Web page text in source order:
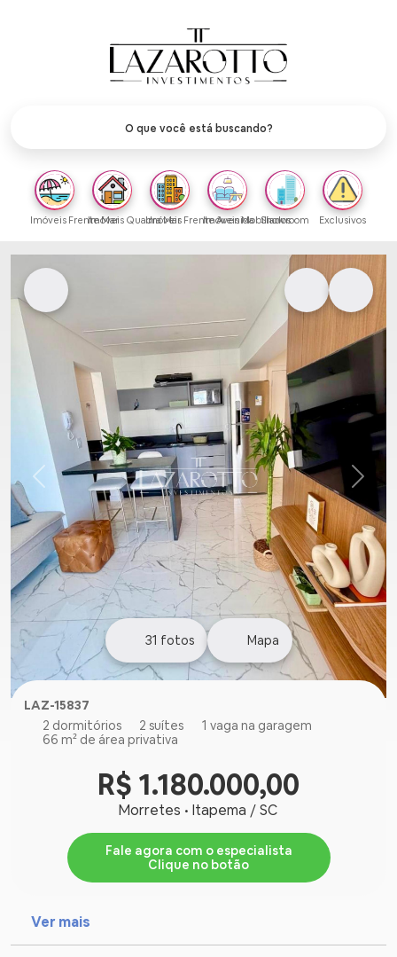
Imóveis Frente MarImóveis Quadra MarImóveis Frente Avenida
Imóveis Mobiliados
Showroom Exclusivos
31 fotos Mapa
LAZ-15837
2 dormitórios
2 suítes
1 vaga na garagem
66 m² de área privativa
R$ 1.180.000,00
Morretes • Itapema / SC
Fale agora com o especialista
Clique no botão
Ver mais